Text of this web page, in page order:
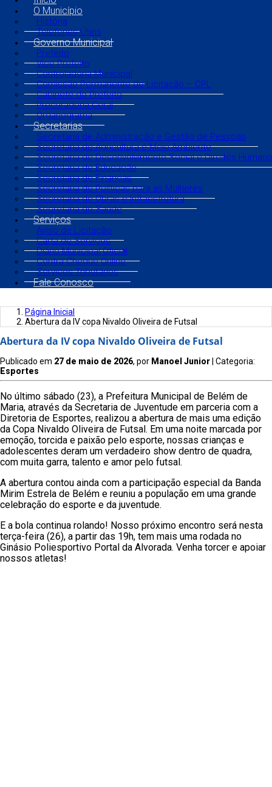
O Município
História
Telefones Úteis
Governo Municipal
Prefeito
Vice Prefeito
Controladoria Municipal
Comissão Permanente de Licitação – CPL
Gabinete do Prefeito
Procuradoria Geral
Organograma
Secretarias
Secretaria de Administração e Gestão de Pessoas
Secretaria de Agricultura e Meio Ambiente
Secretaria de Desenvolvimento Social e Direitos
Secretaria de Educação
Secretaria de Finanças
Secretaria de Políticas para as Mulheres
Secretaria de Obras e Infraestrutura
Secretaria de Saúde
Serviços
Aviso de Licitação
Carta de Serviços
Diário Municipal Oficial
Contra Cheque Online
Serviços Tributários
Fale Conosco
Página Inicial
Abertura da IV copa Nivaldo Oliveira de Futsal
Abertura da IV copa Nivaldo Oliveira de Futsal
Publicado em 27 de maio de 2026, por Manoel Junior | Categoria:
Esportes
No último sábado (23), a Prefeitura Municipal de Belém de
Maria, através da Secretaria de Juventude em parceria com a
Diretoria de Esportes, realizou a abertura de mais uma edição
da Copa Nivaldo Oliveira de Futsal. Em uma noite marcada por
emoção, torcida e paixão pelo esporte, nossas crianças e
adolescentes deram um verdadeiro show dentro de quadra,
com muita garra, talento e amor pelo futsal.
A abertura contou ainda com a participação especial da Banda
Mirim Estrela de Belém e reuniu a população em uma grande
celebração do esporte e da juventude.
E a bola continua rolando! Nosso próximo encontro será nesta
terça-feira (26), a partir das 19h, tem mais uma rodada no
Ginásio Poliesportivo Portal da Alvorada. Venha torcer e apoiar
nossos atletas!